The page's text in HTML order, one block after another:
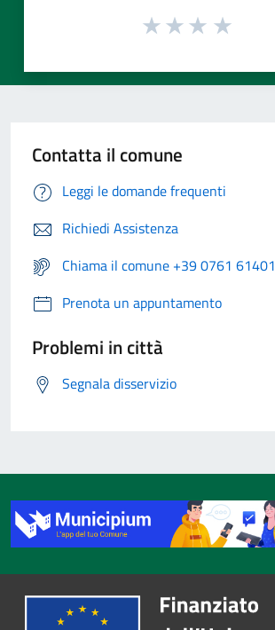
Contatta il comune
Leggi le domande frequenti
Richiedi Assistenza
Chiama il comune +39 0761 61401
Prenota un appuntamento
Problemi in città
Segnala disservizio